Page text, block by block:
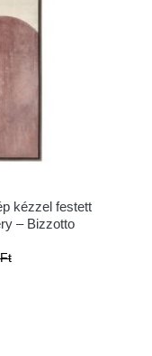
kézzel festett
– Bizzotto